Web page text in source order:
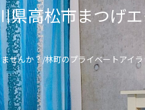
県高松市まつげ
せんか？/林町のプライベートアイ